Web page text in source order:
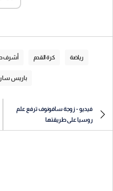
رياضة كرة القدم أشرف
باريس
فيديو - زوجة سافونوف ترفع علم
روسيا على طريقتها